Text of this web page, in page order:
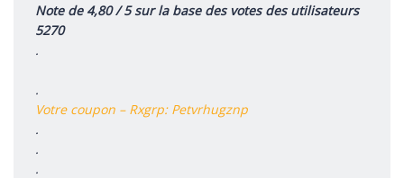
Note de 4,80 / 5 sur la base des votes des utilisateurs
5270
.
.
Votre coupon – Rxgrp: Petvrhugznp
.
.
.